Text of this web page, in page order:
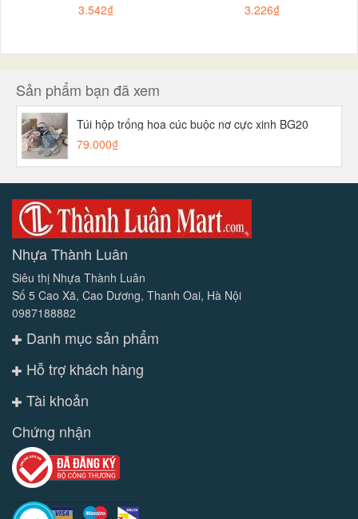
3.542₫
3.226₫
Sản phẩm bạn đã xem
Túi hộp trống hoa cúc buộc nơ cực xinh BG20
79.000₫
Nhựa Thành Luân
Siêu thị Nhựa Thành Luân
Số 5 Cao Xã, Cao Dương, Thanh Oai, Hà Nội
0987188882
Danh mục sản phẩm
Hỗ trợ khách hàng
Tài khoản
Chứng nhận